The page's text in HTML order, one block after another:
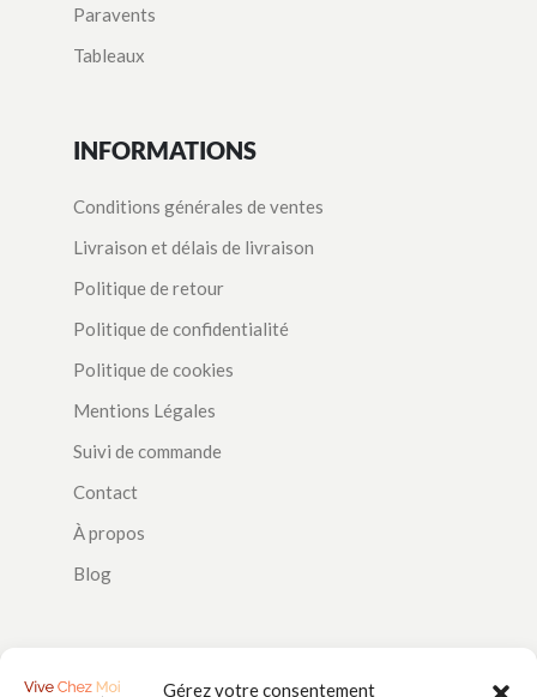
Gérez votre consentement
Paravents
Tableaux
INFORMATIONS
Conditions générales de ventes
Livraison et délais de livraison
Politique de retour
Politique de confidentialité
Politique de cookies
Mentions Légales
Suivi de commande
Contact
À propos
Blog